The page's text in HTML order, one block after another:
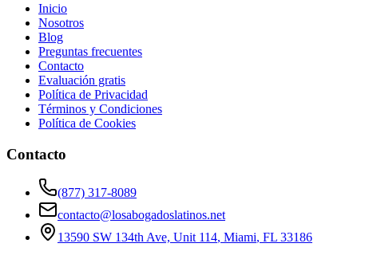
Inicio
Nosotros
Blog
Preguntas frecuentes
Contacto
Evaluación gratis
Política de Privacidad
Términos y Condiciones
Política de Cookies
Contacto
(877) 317-8089
contacto@losabogadoslatinos.net
13590 SW 134th Ave, Unit 114, Miami, FL 33186